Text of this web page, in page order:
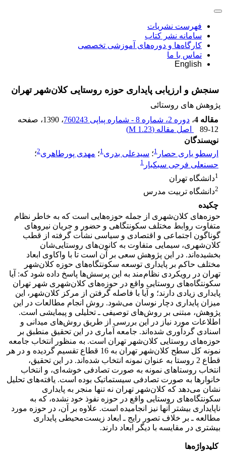
فهرست نشریات
سامانه نشر کتاب
کارگاه‌ها و دوره‌های آموزشی تخصصی
تماس با ما
English
سنجش و ارزیابی پایداری حوزه روستایی کلان‌شهر تهران
پژوهش های روستائی
مقاله 4
، دوره 2، شماره 8 - شماره پیاپی 760243 ، 1390
، صفحه
89-12
اصل مقاله (1.23 M
)
نویسندگان
ارسطو یاری حصار 1؛ سیدعلی بدری1؛ مهدی پورطاهری2؛
حسنعلی فرجی سبکبار 1
1دانشگاه تهران
2دانشگاه تربیت مدرس
چکیده
حوزه‌های کلان‌شهری از جمله حوزه‌هایی است که به خاطر نظام
متفاوت روابط مختلف سکونتگاهی و حضور و جریان نیروهای
گوناگون اجتماعی و اقتصادی و سیاسی نشأت گرفته از قطب
کلان‌شهری، سیمایی متفاوت به کانون‌های روستایی‌شان
بخشیده‌اند. در این پژوهش سعی بر آن است تا با واکاوی ابعاد
مختلف حاکم بر پایداری توسعه سکونتگاه‌های حوزه کلان‌شهر
تهران در رویکردی نظام‌مند به این پرسش‌ها پاسخ داده شود که: آیا
سکونتگاه‌های روستایی واقع در حوزه‌های کلان‌شهری شهر تهران
پایداری زیادی دارند؛ و آیا با فاصله گرفتن از مرکز کلان‌شهر، این
میزان پایداری دچار نوسان می‌شود. روش انجام مطالعات در این
پژوهش، مبتنی بر روش‌های توصیفی ـ تحلیلی و پیمایشی است.
اطلاعات مورد نیاز در این بررسی از طریق روش‌های میدانی و
اسنادی گردآوری شده‌اند. جامعه آماری در این تحقیق منطبق بر
حوزه‌های روستایی کلان‌شهر تهران است. به منظور انتخاب جامعه
نمونه کل سطح کلان‌شهر تهران به 16 قطاع تقسیم گردیده و در هر
قطاع 2 روستا به عنوان نمونه انتخاب شده‌اند. در این تحقیق،
انتخاب روستاهای نمونه به صورت تصادفی خوشه‌ای، و انتخاب
خانوارها به صورت تصادفی سیستماتیک بوده است. یافته‌های تحلیل
نشان می‌دهد که کلان‌شهر تهران نه تنها منجر به پایداری
سکونتگاه‌های روستایی واقع در حوزه نفوذ خود نشده، که به
ناپایداری بیشتر آنها نیز انجامیده است. علاوه بر آن، در حوزه مورد
مطالعه ـ بر خلاف تصور رایج ـ ابعاد زیست‌محیطی پایداری
بیشتری در مقایسه با دیگر ابعاد دارند.
کلیدواژه‌ها